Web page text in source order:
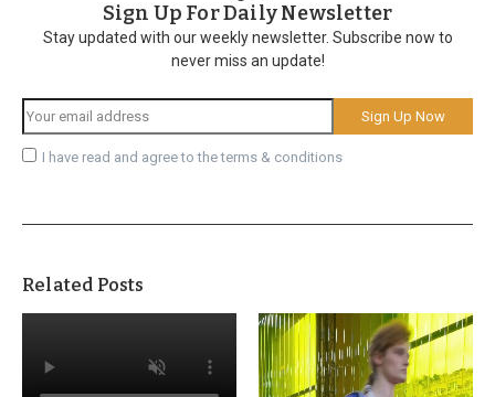
Sign Up For Daily Newsletter
Stay updated with our weekly newsletter. Subscribe now to
never miss an update!
I have read and agree to the terms & conditions
Related Posts